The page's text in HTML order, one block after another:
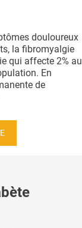
douloureux
la fibromyalgie
qui affecte 2% au
En
de